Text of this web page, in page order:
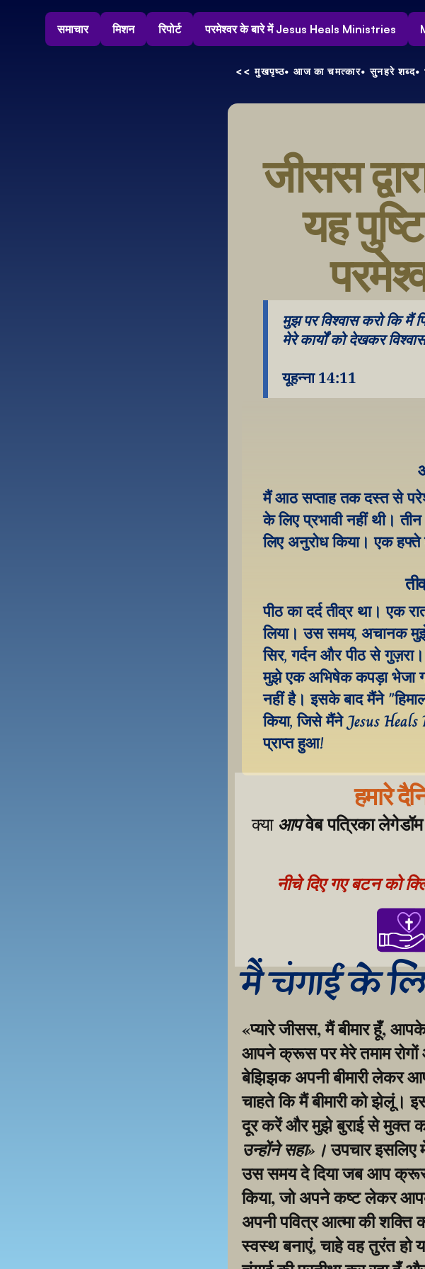
समाचार मिशन रिपोर्ट परमेश्वर के बारे में Jesus Heals Ministries
<< मुखपृष्ठ• आज का चमत्कार• सुनहरे शब्द•
जीसस
यह
मुझ पर विश्वास करो कि मैं
मेरे कार्यों को देखकर
यूहन्ना 14:11
मैं आठ सप्ताह तक दस्त से
के लिए प्रभावी नहीं थी।
लिए अनुरोध किया। एक हफ्ते
पीठ का दर्द तीव्र था। एक
लिया। उस समय, अचानक
सिर, गर्दन और पीठ से
मुझे एक अभिषेक कपड़ा भेजा
नहीं है। इसके बाद मैंने
किया, जिसे मैंने Jesus
प्राप्त हुआ!
हमारे
क्या आपवेब पत्रिका लेगेडॉम
नीचे दिए गए बटन को
मैं चंगाई के
«प्यारे जीसस, मैं बीमार हूँ,
आपने क्रूस पर मेरे तमाम रोगों
बेझिझक अपनी बीमारी लेकर
चाहते कि मैं बीमारी को झेलूं।
दूर करें और मुझे बुराई से मुक्त
उन्होंने सहा»। उपचार इसलिए
उस समय दे दिया जब आप
किया, जो अपने कष्ट लेकर
अपनी पवित्र आत्मा की शक्ति
स्वस्थ बनाएं, चाहे वह तुरंत